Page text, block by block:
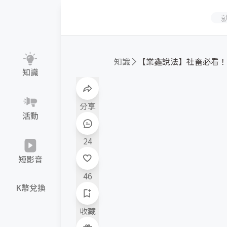
知識
活動
短影音
K幣兌換
分享
24
46
收藏
知識